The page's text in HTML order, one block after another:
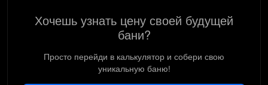
Хочешь узнать цену своей будущей
бани?
Просто перейди в калькулятор и собери свою
уникальную баню!